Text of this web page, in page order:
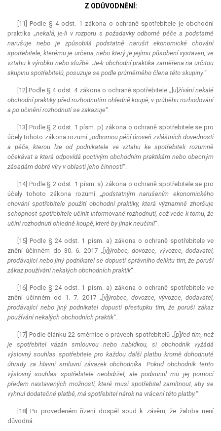
Z ODŮVODNĚNÍ:
[11] Podle § 4 odst. 1 zákona o ochraně spotřebitele je obchodní
praktika „nekalá, je-li v rozporu s požadavky odborné péče a podstatně
narušuje nebo je způsobilá podstatně narušit ekonomické chování
spotřebitele, kterému je určena, nebo který je jejímu působení vystaven, ve
vztahu k výrobku nebo službě. Je-li obchodní praktika zaměřena na určitou
skupinu spotřebitelů, posuzuje se podle průměrného člena této skupiny.“
[12] Podle § 4 odst. 4 zákona o ochraně spotřebitele „[u] žívání nekalé
obchodní praktiky před rozhodnutím ohledně koupě, v průběhu rozhodování
a po učinění rozhodnutí se zakazuje“.
[13] Podle § 2 odst. 1 písm. p) zákona o ochraně spotřebitele se pro
účely tohoto zákona rozumí „odbornou péčí úroveň zvláštních dovedností
a péče, kterou lze od podnikatele ve vztahu ke spotřebiteli rozumně
očekávat a která odpovídá poctivým obchodním praktikám nebo obecným
zásadám dobré víry v oblasti jeho činnosti“.
[14] Podle § 2 odst. 1 písm. s) zákona o ochraně spotřebitele se pro
účely tohoto zákona rozumí „podstatným narušením ekonomického
chování spotřebitele použití obchodní praktiky, která významně zhoršuje
schopnost spotřebitele učinit informované rozhodnutí, což vede k tomu, že
učiní rozhodnutí ohledně koupě, které by jinak neučinil“.
[15] Podle § 24 odst. 1 písm. a) zákona o ochraně spotřebitele ve
znění účinném do 30. 6. 2017 „[v] ýrobce, dovozce, vývozce, dodavatel,
prodávající nebo jiný podnikatel se dopustí správního deliktu tím, že poruší
zákaz používání nekalých obchodních praktik“.
[16] Podle § 24 odst. 1 písm. a) zákona o ochraně spotřebitele ve
znění účinném od 1. 7. 2017 „[v] ýrobce, dovozce, vývozce, dodavatel,
prodávající nebo jiný podnikatel dopustí přestupku tím, že poruší zákaz
používání nekalých obchodních praktik“.
[17] Podle článku 22 směrnice o právech spotřebitelů „[p]řed tím, než
je spotřebitel vázán smlouvou nebo nabídkou, si obchodník vyžádá
výslovný souhlas spotřebitele pro každou další platbu kromě dohodnuté
úhrady za hlavní smluvní závazek obchodníka. Pokud obchodník tento
výslovný souhlas spotřebitele neobdržel, ale podsunul mu jej pomocí
předem nastavených možností, které musí spotřebitel zamítnout, aby se
vyhnul dodatečné platbě, má spotřebitel nárok na vrácení této platby.“
[18] Po provedeném řízení dospěl soud k závěru, že žaloba není
důvodná.